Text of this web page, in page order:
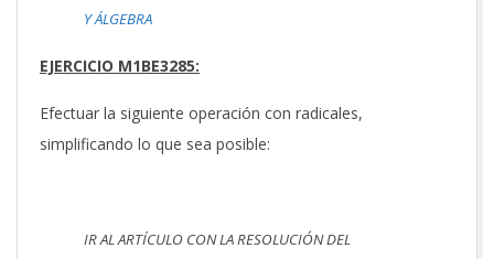
Y ÁLGEBRA
EJERCICIO M1BE3285:
Efectuar la siguiente operación con radicales,
simplificando lo que sea posible:
IR AL ARTÍCULO CON LA RESOLUCIÓN DEL